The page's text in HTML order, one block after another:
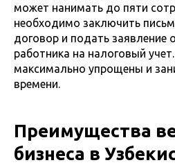
может нанимать до пяти
необходимо заключить
договор и подать заявление
работника на налоговый
максимально упрощены и
времени.
Преимущества
бизнеса в